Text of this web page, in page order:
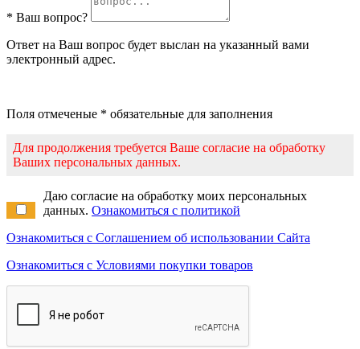
* Ваш вопрос?
Ответ на Ваш вопрос будет выслан на указанный вами
электронный адрес.
Поля отмеченые * обязательные для заполнения
Для продолжения требуется Ваше согласие на обработку
Ваших персональных данных.
Даю согласие на обработку моих персональных
данных. Ознакомиться с политикой
Ознакомиться с Соглашением об использовании Сайта
Ознакомиться с Условиями покупки товаров